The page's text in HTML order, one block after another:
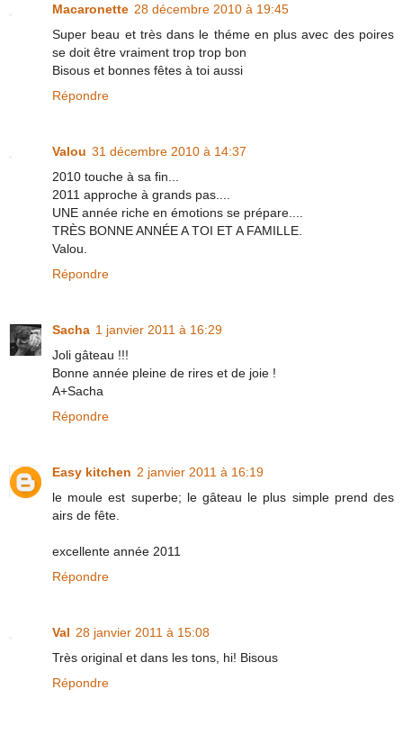
Macaronette 28 décembre 2010 à 19:45
Super beau et très dans le théme en plus avec des poires
se doit être vraiment trop trop bon
Bisous et bonnes fêtes à toi aussi
Répondre
Valou 31 décembre 2010 à 14:37
2010 touche à sa fin...
2011 approche à grands pas....
UNE année riche en émotions se prépare....
TRÈS BONNE ANNÉE A TOI ET A FAMILLE.
Valou.
Répondre
Sacha 1 janvier 2011 à 16:29
Joli gâteau !!!
Bonne année pleine de rires et de joie !
A+Sacha
Répondre
Easy kitchen 2 janvier 2011 à 16:19
le moule est superbe; le gâteau le plus simple prend des
airs de fête.
excellente année 2011
Répondre
Val 28 janvier 2011 à 15:08
Très original et dans les tons, hi! Bisous
Répondre